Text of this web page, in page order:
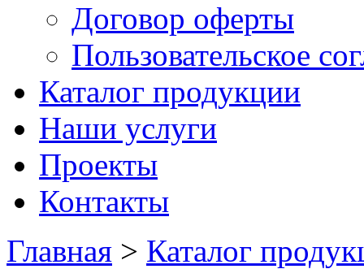
Договор оферты
Пользовательское
Каталог продукции
Наши услуги
Проекты
Контакты
Главная > Каталог